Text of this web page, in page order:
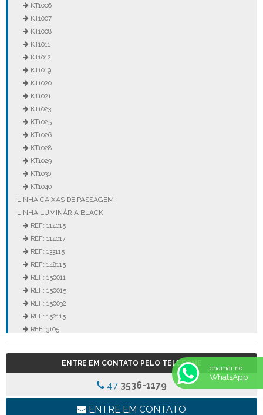
KT1006
KT1007
KT1008
KT1011
KT1012
KT1019
KT1020
KT1021
KT1023
KT1025
KT1026
KT1028
KT1029
KT1030
KT1040
LINHA CAIXAS DE PASSAGEM
LINHA LUMINÁRIA BLACK
REF: 114015
REF: 114017
REF: 133115
REF: 148115
REF: 150011
REF: 150015
REF: 150032
REF: 152115
REF: 3105
REF: 3106
REF: 5105
LINHA LUMINÁRIA COMERCIAL DE EMBUTIR
ENTRE EM CONTATO PELO TELEFONE
47 3536-1179
ENTRE EM CONTATO
chamar no
WhatsApp